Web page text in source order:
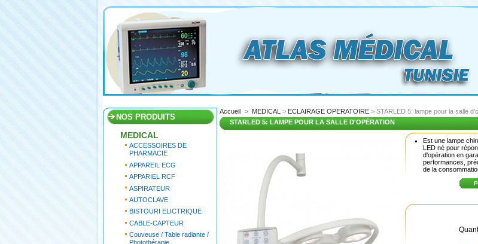
NOS PRODUITS
MEDICAL
ACCESSOIRES DE
PHARMACIE
APPAREIL ECG
APPARIEL RCF
ASPIRATEUR
AUTOCLAVE
BISTOURI ELICTRIQUE
CABLE-CAPTEUR
Couveuse / Table radiante /
Photothérapie
Accueil > MEDICAL > ECLAIRAGE OPERATOIRE > STARLED 5: lampe pour la salle
STARLED 5: LAMPE POUR LA SALLE D'OPÉRATION
Est une lampe
LED né pour
d'opération en
performances,
de la